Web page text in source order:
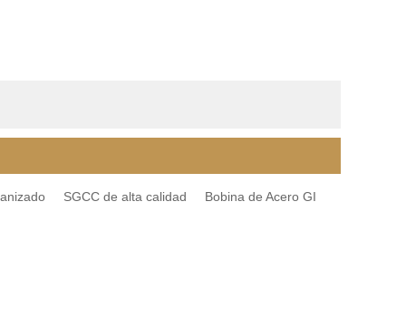
SGCC de alta calidad Bobina de Acero GI